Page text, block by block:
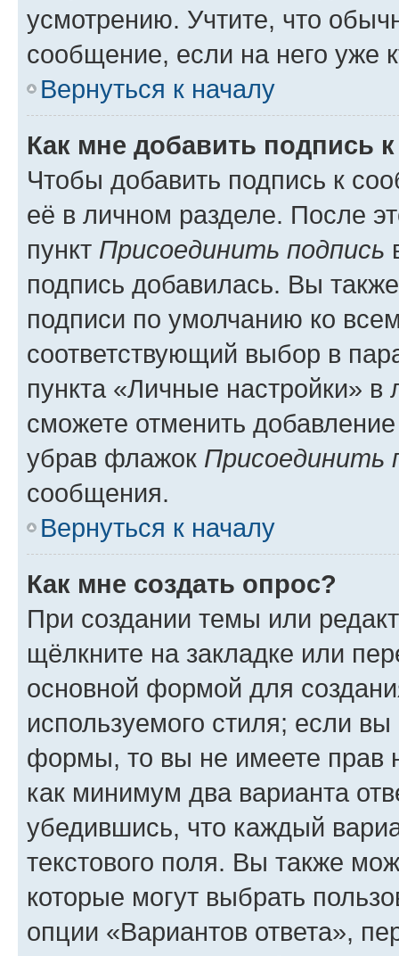
усмотрению. Учтите, что
сообщение, если на него уже
Вернуться к началу
Как мне добавить подпись
Чтобы добавить подпись к
её в личном разделе. После
пункт Присоединить подпись
подпись добавилась. Вы
подписи по умолчанию ко
соответствующий выбор в
пункта «Личные настройки»
сможете отменить
убрав флажок Присоединить
сообщения.
Вернуться к началу
Как мне создать опрос?
При создании темы или
щёлкните на закладке или
основной формой для
используемого стиля; если
формы, то вы не имеете прав
как минимум два варианта
убедившись, что каждый
текстового поля. Вы также
которые могут выбрать
опции «Вариантов ответа»,